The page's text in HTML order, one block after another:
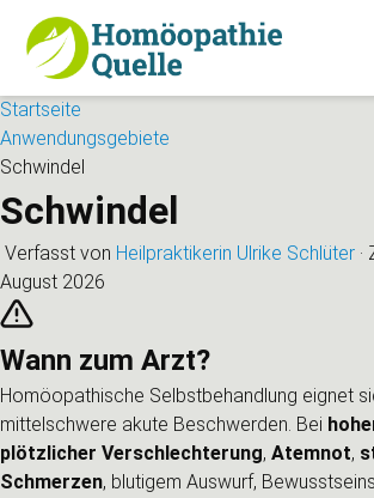
Startseite
Anwendungsgebiete
Schwindel
Schwindel
Verfasst von Heilpraktikerin Ulrike Schlüter ·
August 2026
Wann zum Arzt?
Homöopathische Selbstbehandlung eignet
mittelschwere akute Beschwerden. Bei
plötzlicher Verschlechterung, Atemnot,
Schmerzen, blutigem Auswurf,